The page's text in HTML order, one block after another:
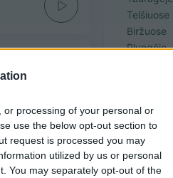
processing of your personal or
use the below opt-out section to
request is processed you may
utilized by us or personal
You may separately opt-out of the
Telšiuose
Biržuose
Plungėje